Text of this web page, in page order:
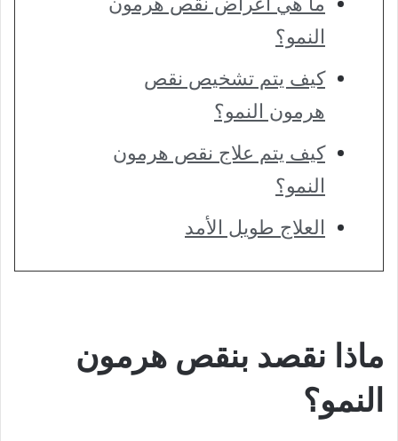
النمو؟
كيف يتم تشخيص نقص
هرمون النمو؟
كيف يتم علاج نقص هرمون
النمو؟
العلاج طويل الأمد
ماذا نقصد بنقص هرمون
النمو؟